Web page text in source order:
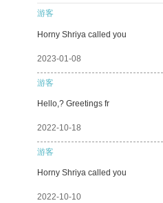
游客
Horny Shriya called you
2023-01-08
游客
Hello,? Greetings fr
2022-10-18
游客
Horny Shriya called you
2022-10-10